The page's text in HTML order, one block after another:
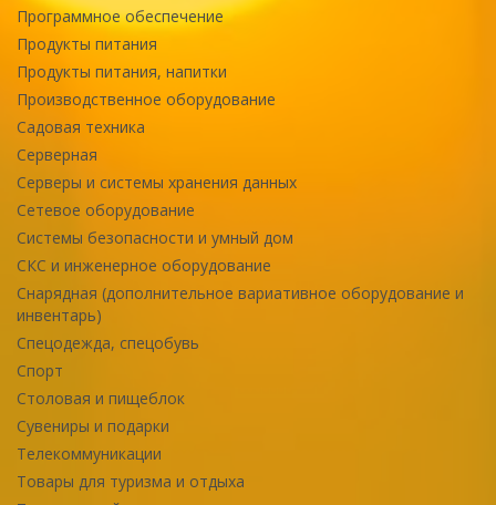
Программное обеспечение
Продукты питания
Продукты питания, напитки
Производственное оборудование
Садовая техника
Серверная
Серверы и системы хранения данных
Сетевое оборудование
Системы безопасности и умный дом
СКС и инженерное оборудование
Снарядная (дополнительное вариативное оборудование и
инвентарь)
Спецодежда, спецобувь
Спорт
Столовая и пищеблок
Сувениры и подарки
Телекоммуникации
Товары для туризма и отдыха